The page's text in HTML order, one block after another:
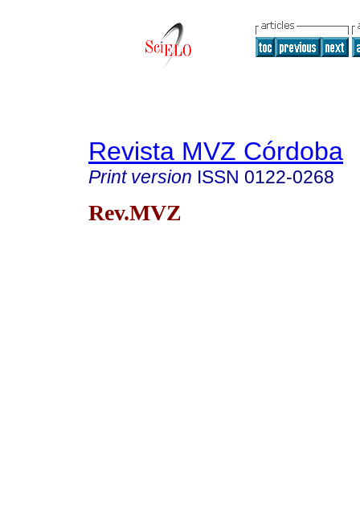
Revista MVZ Córdoba
Print version ISSN 0122-0268
Rev.MVZ